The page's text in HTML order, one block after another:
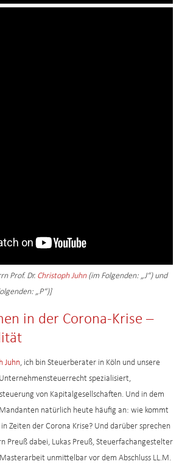
Prof. Dr. Christoph Juhn(im Folgenden: „J“) und
„P“)]
in der Corona-Krise –
Juhn, ich bin Steuerberater in Köln und unsere
spezialisiert,
von Kapitalgesellschaften. Und in dem
natürlich heute häufig an: wie kommt
Zeiten der Corona Krise? Und darüber sprechen
Preuß dabei, Lukas Preuß, Steuerfachangestelter
unmittelbar vor dem Abschluss LL.M.